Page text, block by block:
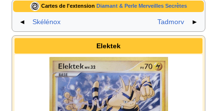
Cartes de l'extension Diamant & Perle Merveilles Secrètes
◄ Skélénox Tadmorv ►
Elektek